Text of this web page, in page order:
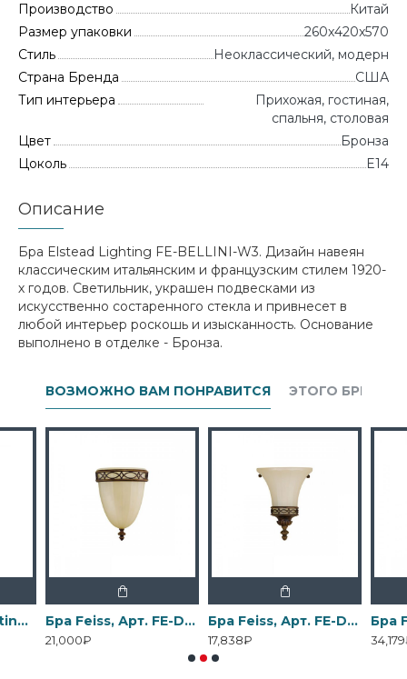
Производство
Китай
Размер упаковки
260x420x570
Стиль
Неоклассический, модерн
Страна Бренда
CША
Тип интерьера
Прихожая, гостиная,
спальня, столовая
Цвет
Бронза
Цоколь
E14
Описание
Бра Elstead Lighting FE-BELLINI-W3. Дизайн навеян
классическим итальянским и французским стилем 1920-
х годов. Светильник, украшен подвесками из
искусственно состаренного стекла и привнесет в
любой интерьер роскошь и изысканность. Основание
выполнено в отделке - Бронза.
ВОЗМОЖНО ВАМ ПОНРАВИТСЯ ЭТОГО БРЕНДА
Бра Elstead Lighting, Арт. DL-COSMOS1 Бра Feiss, Арт. FE-DRAWING-ROOM-WU1
21,000₽
Бра Feiss, Арт. FE-DRAWING-ROOM-WU2
17,838₽